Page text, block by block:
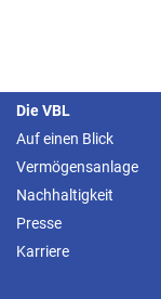
Die VBL
Auf einen Blick
Vermögensanlage
Nachhaltigkeit
Presse
Karriere